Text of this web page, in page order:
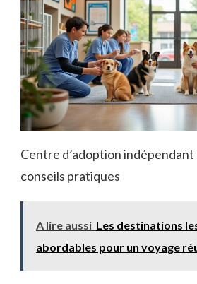
Centre d’adoption
conseils pratiques
A lire aussi Les destinations
abordables pour un voyage